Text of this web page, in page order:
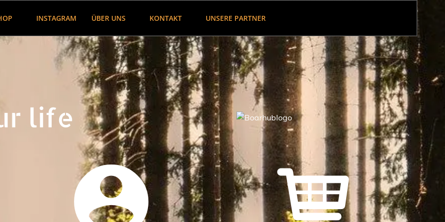
INSTAGRAM ÜBER UNS KONTAKT UNSERE PARTNER
life